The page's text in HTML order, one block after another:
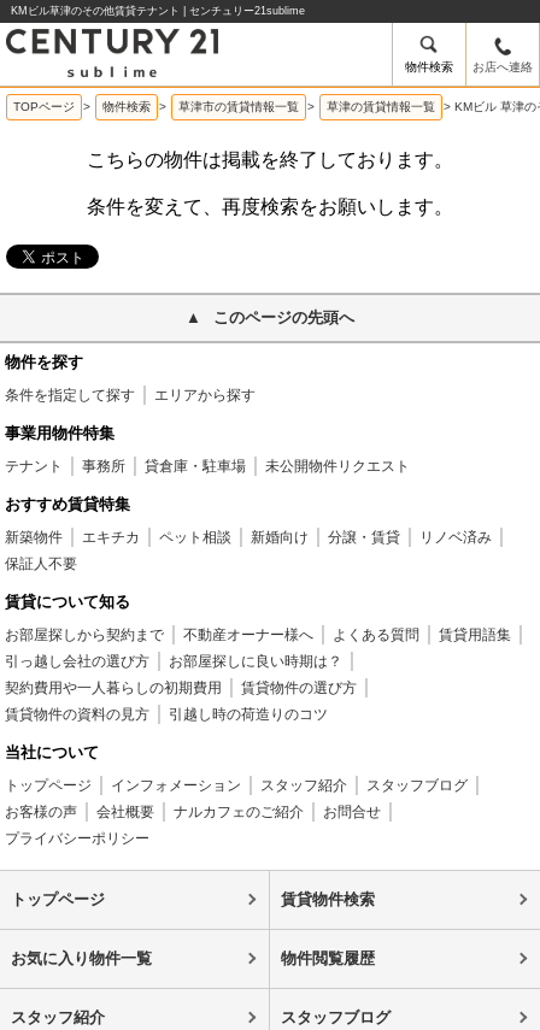
KMビル草津のその他賃貸テナント | センチュリー21sublime
物件検索 お店へ連絡
TOPページ > 物件検索 > 草津市の賃貸情報一覧 > 草津の賃貸情報一覧 > KMビル 草津
こちらの物件は掲載を終了しております。
条件を変えて、再度検索をお願いします。
このページの先頭へ
物件を探す
条件を指定して探す エリアから探す
事業用物件特集
テナント 事務所 貸倉庫・駐車場 未公開物件リクエスト
おすすめ賃貸特集
新築物件 エキチカ ペット相談 新婚向け 分譲・賃貸
リノベ済み
保証人不要
賃貸について知る
お部屋探しから契約まで 不動産オーナー様へ よくある質問
賃貸用語集
引っ越し会社の選び方
お部屋探しに良い時期は？
契約費用や一人暮らしの初期費用
賃貸物件の選び方
賃貸物件の資料の見方
引越し時の荷造りのコツ
当社について
トップページ インフォメーション スタッフ紹介
スタッフブログ
お客様の声
会社概要 ナルカフェのご紹介
お問合せ
プライバシーポリシー
トップページ 賃貸物件検索
お気に入り物件一覧 物件閲覧履歴
スタッフ紹介 スタッフブログ